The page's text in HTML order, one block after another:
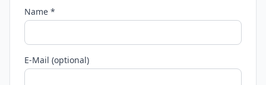
Name *
E-Mail (optional)